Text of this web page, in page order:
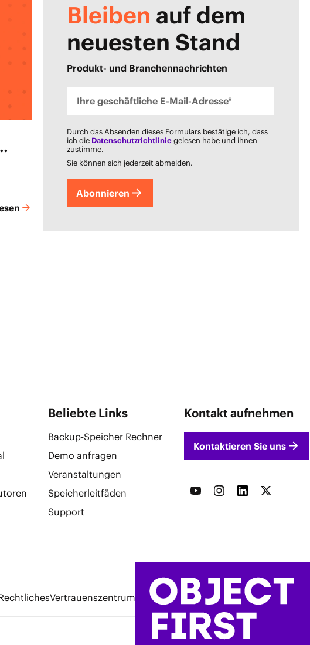
Bleiben auf dem
neuesten Stand
Produkt- und Branchennachrichten
Ihre geschäftliche E-Mail-Adresse*
Durch das Absenden dieses Formulars bestätige ich, dass
ich die Datenschutzrichtliniegelesen habe und ihnen
zustimme.
Sie können sich jederzeit abmelden.
Abonnieren
Beliebte Links
Backup-Speicher Rechner
Demo anfragen
Veranstaltungen
Speicherleitfäden
Support
Kontakt aufnehmen
Kontaktieren Sie uns
Vertrauenszentrum